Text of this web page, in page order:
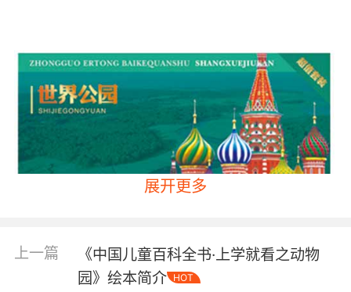
展开更多
上一篇
《中国儿童百科全书·上学就看之动物
园》绘本简介
HOT